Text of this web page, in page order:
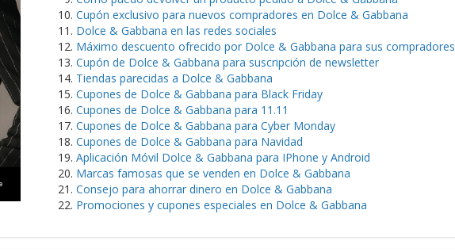
Cupón exclusivo para nuevos compradores en Dolce & Gabbana
Dolce & Gabbana en las redes sociales
Máximo descuento ofrecido por Dolce & Gabbana para sus compradores
Cupón de Dolce & Gabbana para suscripción de newsletter
Tiendas parecidas a Dolce & Gabbana
Cupones de Dolce & Gabbana para Black Friday
Cupones de Dolce & Gabbana para 11.11
Cupones de Dolce & Gabbana para Cyber Monday
Cupones de Dolce & Gabbana para Navidad
Aplicación Móvil Dolce & Gabbana para IPhone y Android
Marcas famosas que se venden en Dolce & Gabbana
Consejo para ahorrar dinero en Dolce & Gabbana
Promociones y cupones especiales en Dolce & Gabbana